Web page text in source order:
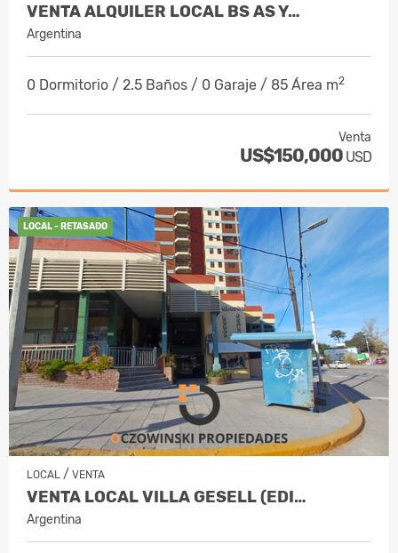
VENTA ALQUILER LOCAL BS AS Y…
Argentina
0 Dormitorio / 2.5 Baños / 0 Garaje / 85 Área m2
Venta
US$150,000 USD
LOCAL - RETASADO
LOCAL / VENTA
VENTA LOCAL VILLA GESELL (EDI…
Argentina